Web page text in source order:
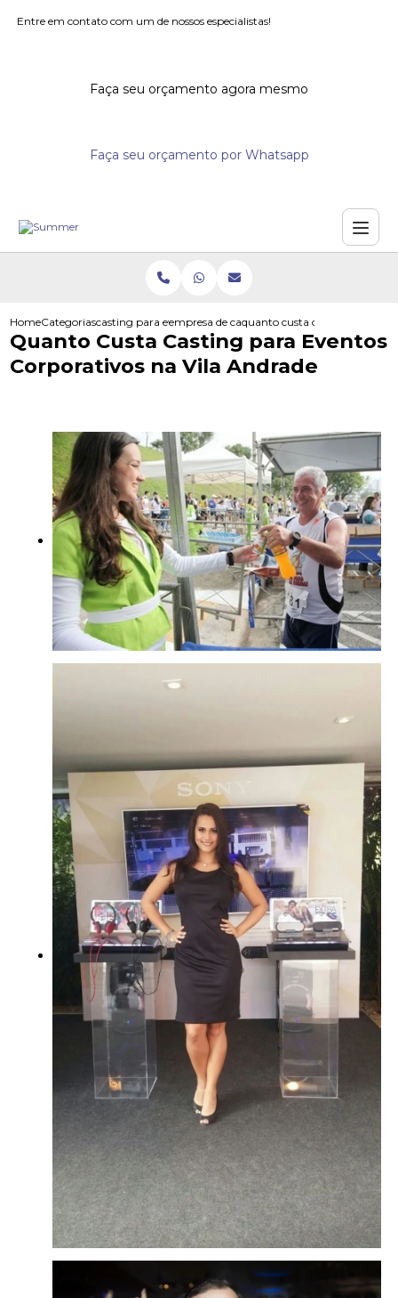
Entre em contato com um de nossos especialistas!
Faça seu orçamento agora mesmo
Faça seu orçamento por Whatsapp
HomeCategoriascasting para eventosempresa de casting para eventos
quanto custa casting para
Quanto Custa Casting para Eventos
Corporativos na Vila Andrade